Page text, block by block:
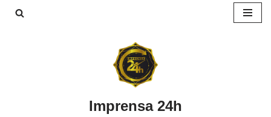
Imprensa 24h